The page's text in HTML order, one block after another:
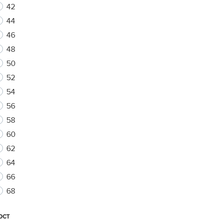
42
44
46
48
50
52
54
56
58
60
62
64
66
68